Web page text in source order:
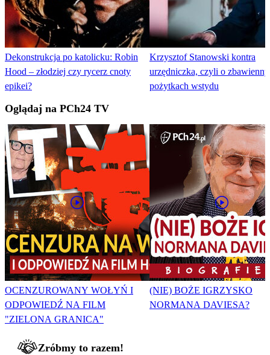
Dekonstrukcja po katolicku: Robin
Hood – złodziej czy rycerz cnoty
epikei?
Krzysztof Stanowski kontra
urzędniczka, czyli o
pożytkach wstydu
Oglądaj na PCh24 TV
OCENZUROWANY WOŁYŃ I
ODPOWIEDŹ NA FILM
"ZIELONA GRANICA"
(NIE) BOŻE IGRZYSKO
NORMANA DAVIESA?
Zróbmy to razem!